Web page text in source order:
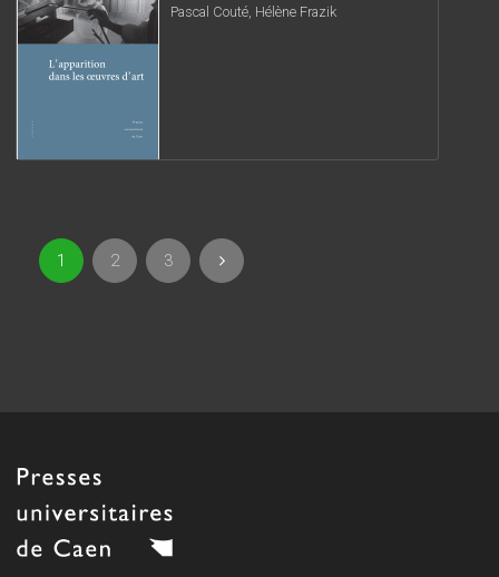
Pascal Couté, Hélène Frazik
1 2 3